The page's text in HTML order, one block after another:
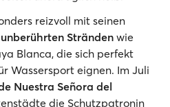
reizvoll mit seinen
unberührten Stränden wie
Blanca, die sich perfekt
Wassersport eignen. Im Juli
Nuestra Señora del
die Schutzpatronin